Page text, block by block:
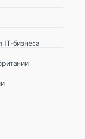
IT-бизнеса